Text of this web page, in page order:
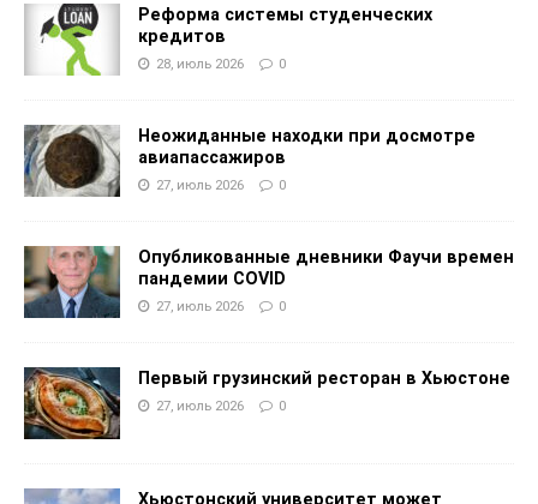
Реформа системы студенческих
кредитов
28, июль 2026 0
Неожиданные находки при досмотре
авиапассажиров
27, июль 2026 0
Опубликованные дневники Фаучи времен
пандемии COVID
27, июль 2026 0
Первый грузинский ресторан в Хьюстоне
27, июль 2026 0
Хьюстонский университет может